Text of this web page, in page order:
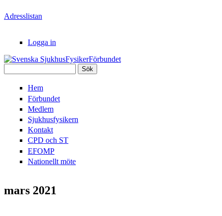
Adresslistan
Logga in
SjukhusFysikerFörbundet
Hem
Förbundet
Medlem
Sjukhusfysikern
Kontakt
CPD och ST
EFOMP
Nationellt möte
mars 2021